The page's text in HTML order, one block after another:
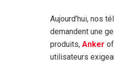
Aujourd’hui, nos
demandent une
produits, Anker
utilisateurs